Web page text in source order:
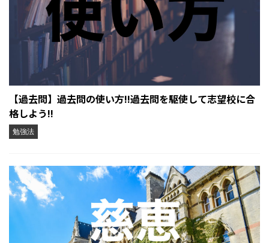
【過去問】過去問の使い方!!過去問を駆使して志望校に合
格しよう!!
勉強法